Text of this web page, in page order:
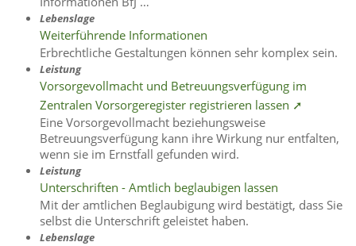
Lebenslage
Weiterführende Informationen
Erbrechtliche Gestaltungen können sehr komplex sein.
Leistung
Vorsorgevollmacht und Betreuungsverfügung im
Zentralen Vorsorgeregister registrieren lassen ➚
Eine Vorsorgevollmacht beziehungsweise
Betreuungsverfügung kann ihre Wirkung nur entfalten,
wenn sie im Ernstfall gefunden wird.
Leistung
Unterschriften - Amtlich beglaubigen lassen
Mit der amtlichen Beglaubigung wird bestätigt, dass Sie
selbst die Unterschrift geleistet haben.
Lebenslage